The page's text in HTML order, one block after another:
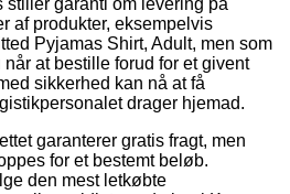
af produkter, eksempelvis
Pyjamas Shirt, Adult, men som
at bestille forud for et givent
sikkerhed kan nå at få
drager hjemad.
garanterer gratis fragt, men
for et bestemt beløb.
den mest letkøbte